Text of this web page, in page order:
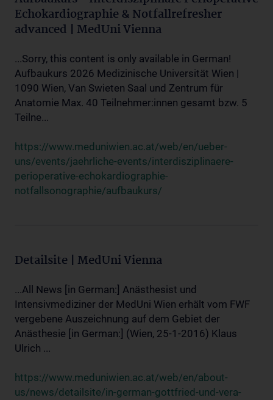
Echokardiographie & Notfallrefresher
advanced | MedUni Vienna
...Sorry, this content is only available in German!
Aufbaukurs 2026 Medizinische Universität Wien |
1090 Wien, Van Swieten Saal und Zentrum für
Anatomie Max. 40 Teilnehmer:innen gesamt bzw. 5
Teilne...
https://www.meduniwien.ac.at/web/en/ueber-
uns/events/jaehrliche-events/interdisziplinaere-
perioperative-echokardiographie-
notfallsonographie/aufbaukurs/
Detailsite | MedUni Vienna
...All News [in German:] Anästhesist und
Intensivmediziner der MedUni Wien erhält vom FWF
vergebene Auszeichnung auf dem Gebiet der
Anästhesie [in German:] (Wien, 25-1-2016) Klaus
Ulrich ...
https://www.meduniwien.ac.at/web/en/about-
us/news/detailsite/in-german-gottfried-und-vera-